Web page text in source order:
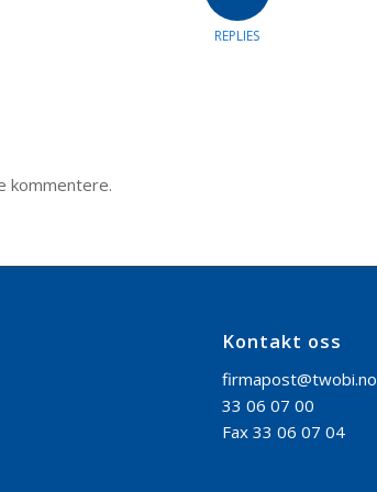
REPLIES
kommentere.
Kontakt oss
firmapost@twobi.no
33 06 07 00
Fax 33 06 07 04